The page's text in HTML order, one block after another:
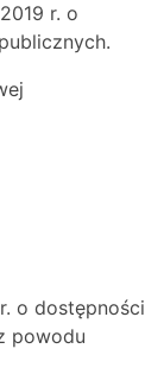
r. o
o dostępności
powodu